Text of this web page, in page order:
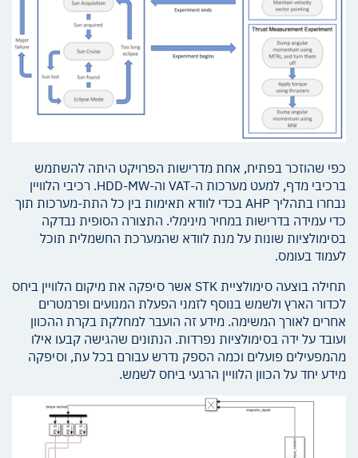
כפי שהוזכר בפתיח, אחת מדרישות הפרויקט היתה להשתמש
ברכיבי מדף, למעט מערכות ה-VAT וה-HDD-MW. רכיבי הלוויין
נבחרו בתהליך AHP בכדי לוודא תאימות בין כל התת-מערכות תוך
כדי עמידה בדרישות במחיר מינימלי. התצורה הסופית נבדקה
בסימולציות שונות על מנת לוודא שהמערכת החשמלית תוכל
לעמוד בעומס.
תחילה בוצעה סימולציית STK אשר סיפקה את מיקום הלוויין ביחס
לכדור הארץ ולשמש בנוסף לזמני הפעלת המנועים ופרמטרים
אחרים לאורך המשימה. מידע זה הועבר למחלקת בקרת ההכוון
ועובד על ידה בסימולציות נפרדות. הנתונים שהגישה קבעו אילו
מהמפעילים פועלים וכמה הספק נדרש עבורם בכל עת, וסיפקה
מידע יחד על הכוון הלוויין הרגעי ביחס לשמש.